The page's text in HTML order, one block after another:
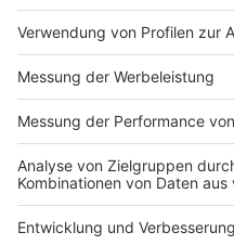
Moment verwandelt er
tanzende Festivalzone.
Anzeige
After-Show-Meile:
Anzeige